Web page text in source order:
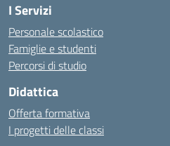
I Servizi
Personale scolastico
Famiglie e studenti
Percorsi di studio
Didattica
Offerta formativa
I progetti delle classi